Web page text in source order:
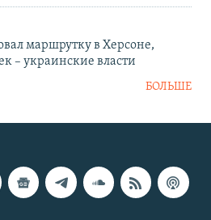
маршрутку в Херсоне,
– украинские власти
БОЛЬШЕ